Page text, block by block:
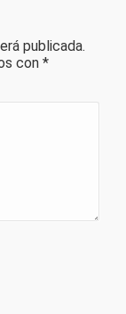
publicada.
con *